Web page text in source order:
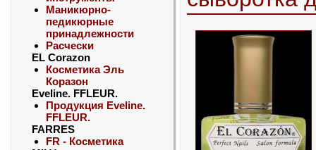
Маникюрно-
педикюрные
принадлежности
Расчески
EL Corazon
Косметика Эль
Коразон
Eveline. FFLEUR.
Продукция Eveline.
FFLEUR.
FARRES
FR - Косметика